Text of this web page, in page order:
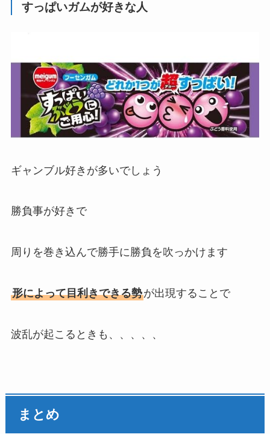
すっぱいガムが好きな人
ギャンブル好き が多いでしょう
勝負事が好きで
周りを巻き込んで勝手に勝負を吹っかけます
形によって目利きできる勢が出現することで
波乱が起こるときも、、、、、
まとめ